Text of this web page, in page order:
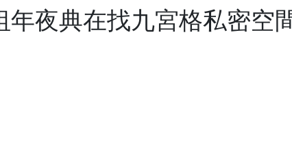
年夜典在找九宮格私密空